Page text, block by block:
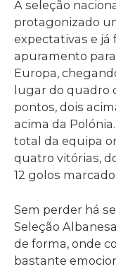
A seleção
protagonizado
expectativas e já
apuramento
Europa,
lugar do quadro
pontos, dois
acima da
total da equipa
quatro vitórias,
12 golos
Sem perder há
Seleção
de forma, onde
bastante